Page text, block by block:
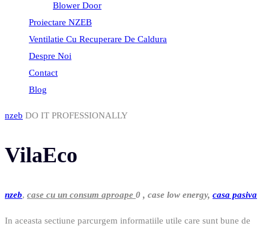
Blower Door
Proiectare NZEB
Ventilatie Cu Recuperare De Caldura
Despre Noi
Contact
Blog
nzeb DO IT PROFESSIONALLY
VilaEco
nzeb, case cu un consum aproape 0 , case low energy, casa pasiva
In aceasta sectiune parcurgem informatiile utile care sunt bune de